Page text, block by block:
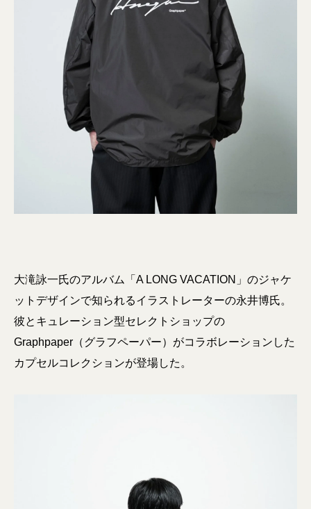
大滝詠一氏のアルバム「A LONG VACATION」のジャケ
ットデザインで知られるイラストレーターの永井博氏。
彼とキュレーション型セレクトショップの
Graphpaper（グラフペーパー）がコラボレーションした
カプセルコレクションが登場した。